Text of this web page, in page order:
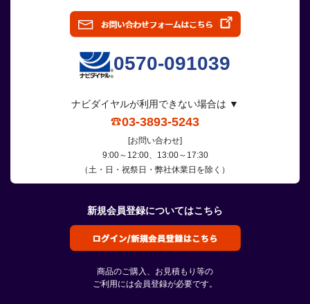
0570-091039
ナビダイヤルが利用できない場合は ▼
03-3893-5243
[お問い合わせ]
9:00～12:00、13:00～17:30
（土・日・祝祭日・弊社休業日を除く）
新規会員登録についてはこちら
商品のご購入、お見積もり等の
ご利用には会員登録が必要です。